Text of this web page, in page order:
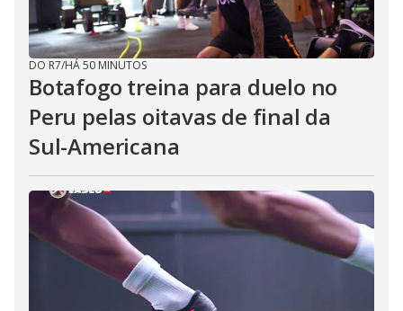
DO R7/HÁ 50 MINUTOS
Botafogo treina para duelo no
Peru pelas oitavas de final da
Sul-Americana